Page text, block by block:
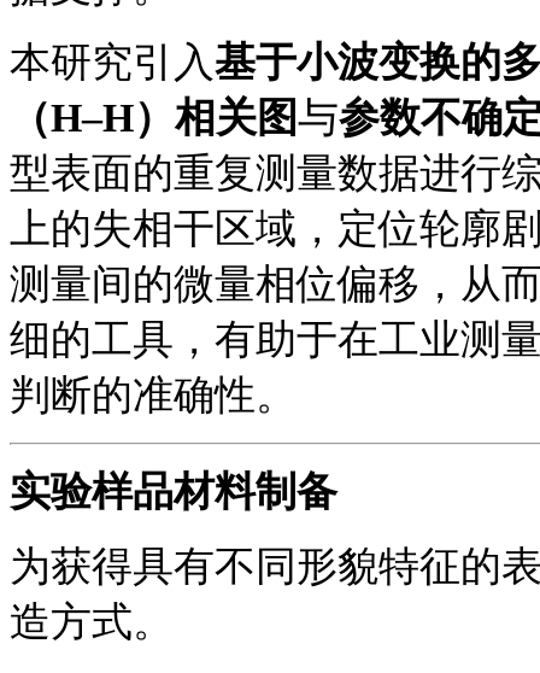
本研究引入基于小波变换的
（H–H） 相关图与参数不确
型表面的重复测量数据进行
上的失相干区域，定位轮廓
测量间的微量相位偏移，从
细的工具，有助于在工业测
判断的准确性。
实验样品材料制备
为获得具有不同形貌特征的
造方式。